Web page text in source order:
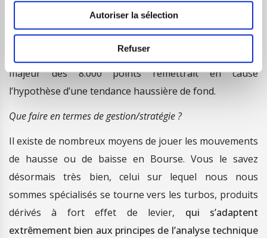
Autoriser la sélection
Refuser
important avec une chute vers le prochain niveau de
support situé autour de l’overlap des 8.460 points. A
plus long terme, seule la cassure du palier de soutien
majeur des 8.000 points remettrait en cause
l’hypothèse d’une tendance haussière de fond.
Que faire en termes de gestion/stratégie ?
Il existe de nombreux moyens de jouer les mouvements
de hausse ou de baisse en Bourse. Vous le savez
désormais très bien, celui sur lequel nous nous
sommes spécialisés se tourne vers les turbos, produits
dérivés à fort effet de levier, qui s’adaptent
extrêmement bien aux principes de l’analyse technique